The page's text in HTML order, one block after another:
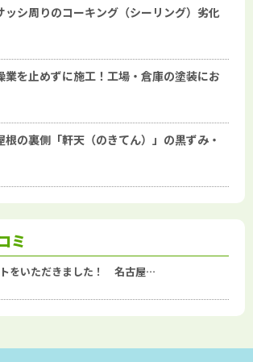
ッシ周りのコーキング（シーリング）劣化
業を止めずに施工！工場・倉庫の塗装にお
根の裏側「軒天（のきてん）」の黒ずみ・
ミ
トをいただきました！ 名古屋…